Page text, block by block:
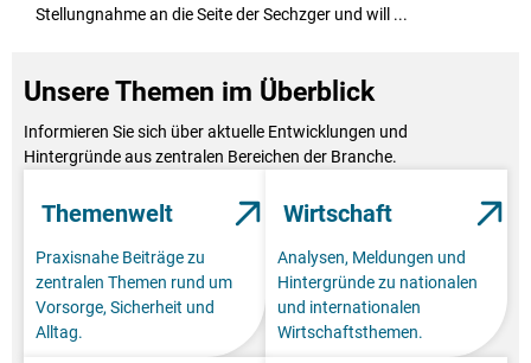
Stellungnahme an die Seite der Sechzger und will ...
Unsere Themen im Überblick
Informieren Sie sich über aktuelle Entwicklungen und
Hintergründe aus zentralen Bereichen der Branche.
Themenwelt
Praxisnahe Beiträge zu
zentralen Themen rund um
Vorsorge, Sicherheit und
Alltag.
Wirtschaft
Analysen, Meldungen und
Hintergründe zu nationalen
und internationalen
Wirtschaftsthemen.